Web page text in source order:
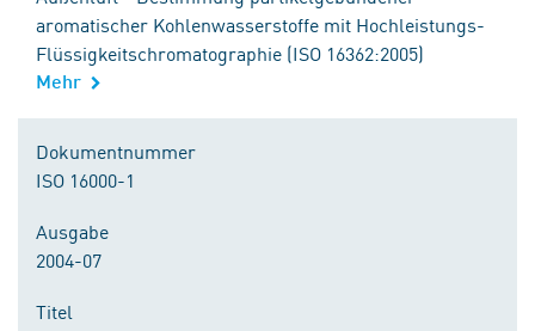
aromatischer Kohlenwasserstoffe mit Hochleistungs-
Flüssigkeitschromatographie (ISO 16362:2005)
Mehr
Dokumentnummer
ISO 16000-1
Ausgabe
2004-07
Titel